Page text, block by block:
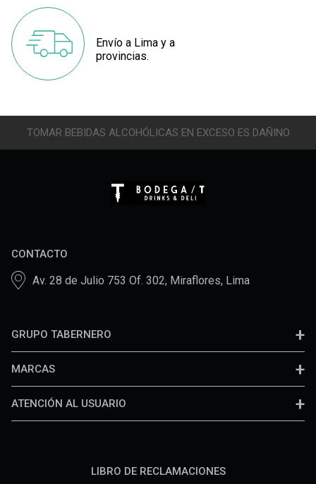
Envío a Lima y a
provincias.
TOMAR BEBIDAS ALCOHÓLICAS EN EXCESO ES DAÑINO
CONTACTO
Av. 28 de Julio 753 Of. 302, Miraflores, Lima
GRUPO TABERNERO
MARCAS
ATENCIÓN AL USUARIO
LIBRO DE RECLAMACIONES